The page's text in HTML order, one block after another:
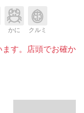
かに クルミ
す。店頭でお確か